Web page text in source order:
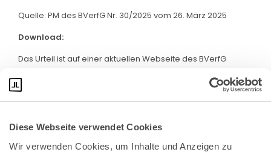
Diese Webseite verwendet Cookies
Wir verwenden Cookies, um Inhalte und Anzeigen zu
Quelle: PM des BVerfG Nr. 30/2025 vom 26. März 2025
Download:
Das Urteil ist auf einer aktuellen Webseite des BVerfG